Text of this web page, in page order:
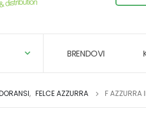
BRENDOVI
, FELCE AZZURRA F AZZURRA